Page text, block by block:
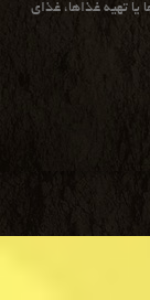
تهیه غذاها، غذای